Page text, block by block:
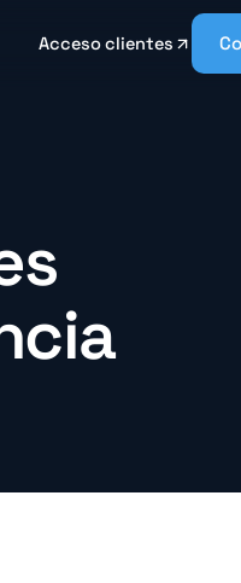
Acceso clientes